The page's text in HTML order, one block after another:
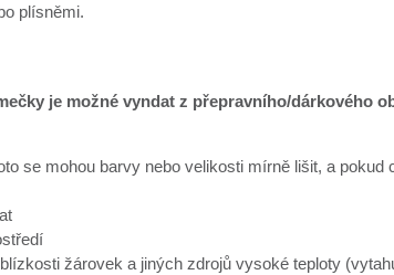
plísněmi.
je možné vyndat z přepravního/dárkového
se mohou barvy nebo velikosti mírně lišit, a
žárovek a jiných zdrojů vysoké teploty